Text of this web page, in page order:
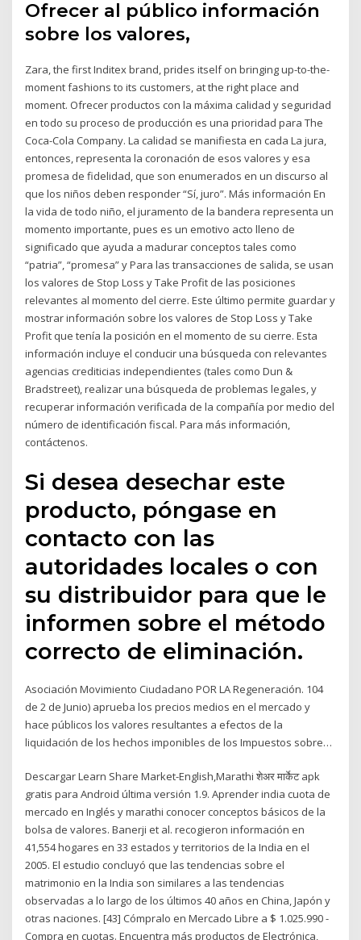
Ofrecer al público información
sobre los valores,
Zara, the first Inditex brand, prides itself on bringing up-to-the-
moment fashions to its customers, at the right place and
moment. Ofrecer productos con la máxima calidad y seguridad
en todo su proceso de producción es una prioridad para The
Coca-Cola Company. La calidad se manifiesta en cada La jura,
entonces, representa la coronación de esos valores y esa
promesa de fidelidad, que son enumerados en un discurso al
que los niños deben responder “Sí, juro”. Más información En
la vida de todo niño, el juramento de la bandera representa un
momento importante, pues es un emotivo acto lleno de
significado que ayuda a madurar conceptos tales como
“patria”, “promesa” y Para las transacciones de salida, se usan
los valores de Stop Loss y Take Profit de las posiciones
relevantes al momento del cierre. Este último permite guardar y
mostrar información sobre los valores de Stop Loss y Take
Profit que tenía la posición en el momento de su cierre. Esta
información incluye el conducir una búsqueda con relevantes
agencias crediticias independientes (tales como Dun &
Bradstreet), realizar una búsqueda de problemas legales, y
recuperar información verificada de la compañía por medio del
número de identificación fiscal. Para más información,
contáctenos.
Si desea desechar este
producto, póngase en
contacto con las
autoridades locales o con
su distribuidor para que le
informen sobre el método
correcto de eliminación.
Asociación Movimiento Ciudadano POR LA Regeneración. 104
de 2 de Junio) aprueba los precios medios en el mercado y
hace públicos los valores resultantes a efectos de la
liquidación de los hechos imponibles de los Impuestos sobre…
Descargar Learn Share Market-English,Marathi शेअर मार्केट apk
gratis para Android última versión 1.9. Aprender india cuota de
mercado en Inglés y marathi conocer conceptos básicos de la
bolsa de valores. Banerji et al. recogieron información en
41,554 hogares en 33 estados y territorios de la India en el
2005. El estudio concluyó que las tendencias sobre el
matrimonio en la India son similares a las tendencias
observadas a lo largo de los últimos 40 años en China, Japón y
otras naciones. [43] Cómpralo en Mercado Libre a $ 1.025.990 -
Compra en cuotas. Encuentra más productos de Electrónica,